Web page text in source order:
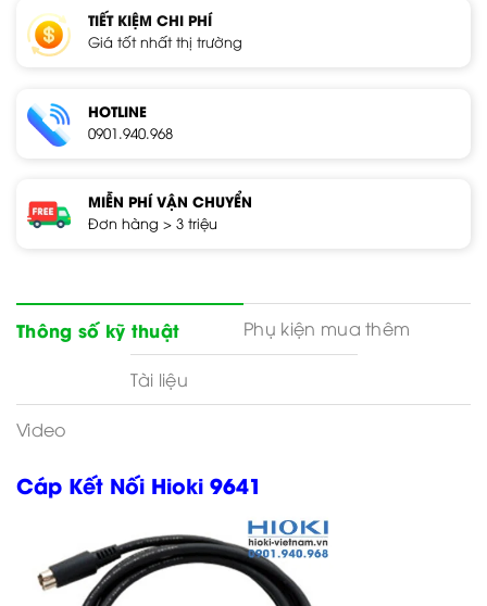
TIẾT KIỆM CHI PHÍ
Giá tốt nhất thị trường
HOTLINE
0901.940.968
MIỄN PHÍ VẬN CHUYỂN
Đơn hàng > 3 triệu
Thông số kỹ thuật Phụ kiện mua thêm
Tài liệu
Video
Cáp Kết Nối Hioki 9641